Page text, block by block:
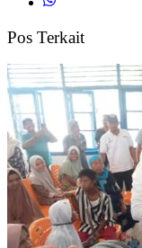
Pos Terkait